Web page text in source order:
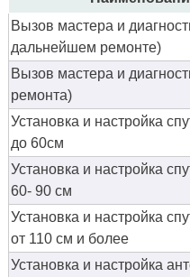
Вызов мастера и
дальнейшем ремонте)
Вызов мастера и
ремонта)
Установка и настройка
до 60см
Установка и настройка
60- 90 см
Установка и настройка
от 110 см и более
Установка и настройка